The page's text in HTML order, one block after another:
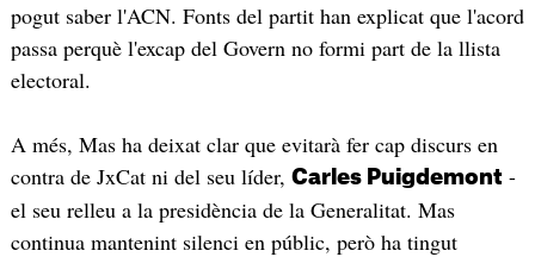
pogut saber l'ACN. Fonts del partit han explicat que l'acord
passa perquè l'excap del Govern no formi part de la llista
electoral.
A més, Mas ha deixat clar que evitarà fer cap discurs en
contra de JxCat ni del seu líder, Carles Puigdemont-
el seu relleu a la presidència de la Generalitat. Mas
continua mantenint silenci en públic, però ha tingut